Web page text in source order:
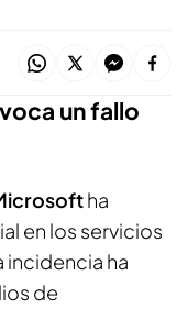
un fallo
ha
en los servicios
incidencia ha
de